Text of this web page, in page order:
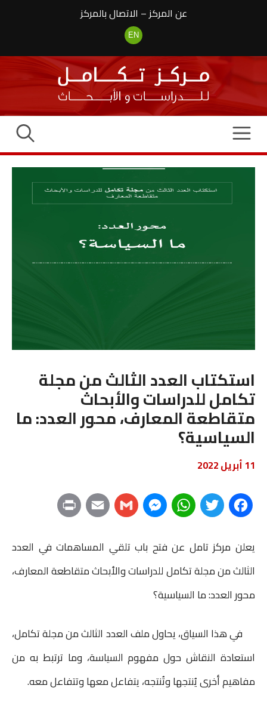
عن المركز– الاتصال بالمركز
EN
استكتاب العدد الثالث من مجلة
تكامل للدراسات والأبحاث
متقاطعة المعارف، محور العدد: ما
السياسية؟
11 أبريل 2022
F
c
e
b
o
o
T
i
t
t
e
r
W
a
t
s
A
p
p
M
s
s
n
e
G
a
i
E
a
i
n
يعلن مركز تامل عن فتح باب تلقي المساهمات في العدد
الثالث من مجلة تكامل للدراسات والأبحاث متقاطعة المعارف،
محور العدد: ما السياسية؟
في هذا السياق، يحاول ملف العدد الثالث من مجلة تكامل،
استعادة النقاش حول مفهوم السياسة، وما ترتبط به من
مفاهيم أخرى يُنتجها وتُنتجه، يتفاعل معها وتتفاعل معه.